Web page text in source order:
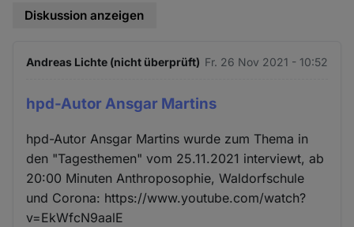
Diskussion anzeigen
Andreas Lichte (nicht überprüft) Fr. 26 Nov 2021 - 10:52
hpd-Autor Ansgar Martins
hpd-Autor Ansgar Martins wurde zum Thema in
den "Tagesthemen" vom 25.11.2021 interviewt, ab
20:00 Minuten Anthroposophie, Waldorfschule
und Corona: https://www.youtube.com/watch?
v=EkWfcN9aalE